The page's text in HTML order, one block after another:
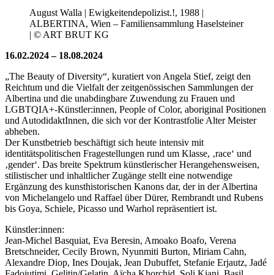
August Walla | Ewigkeitendepolizist.!, 1988 |
ALBERTINA, Wien – Familiensammlung Haselsteiner
| © ART BRUT KG
16.02.2024 – 18.08.2024
„The Beauty of Diversity“, kuratiert von Angela Stief, zeigt den
Reichtum und die Vielfalt der zeitgenössischen Sammlungen der
Albertina und die unabdingbare Zuwendung zu Frauen und
LGBTQIA+-Künstler:innen, People of Color, aboriginal Positionen
und AutodidaktInnen, die sich vor der Kontrastfolie Alter Meister
abheben.
Der Kunstbetrieb beschäftigt sich heute intensiv mit
identitätspolitischen Fragestellungen rund um Klasse, ‚race‘ und
‚gender‘. Das breite Spektrum künstlerischer Herangehensweisen,
stilistischer und inhaltlicher Zugänge stellt eine notwendige
Ergänzung des kunsthistorischen Kanons dar, der in der Albertina
von Michelangelo und Raffael über Dürer, Rembrandt und Rubens
bis Goya, Schiele, Picasso und Warhol repräsentiert ist.
Künstler:innen:
Jean-Michel Basquiat, Eva Beresin, Amoako Boafo, Verena
Bretschneider, Cecily Brown, Nyunmiti Burton, Miriam Cahn,
Alexandre Diop, Ines Doujak, Jean Dubuffet, Stefanie Erjautz, Jadé